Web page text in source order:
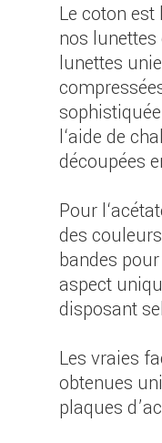
Le coton
nos lunettes
lunettes
l‘aide de
découpées
Pour
des
bandes
aspect
disposant
Les vraies
obtenues
plaques